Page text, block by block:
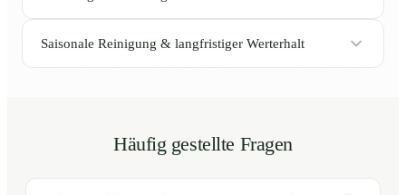
Saisonale Reinigung & langfristiger Werterhalt
Häufig gestellte Fragen